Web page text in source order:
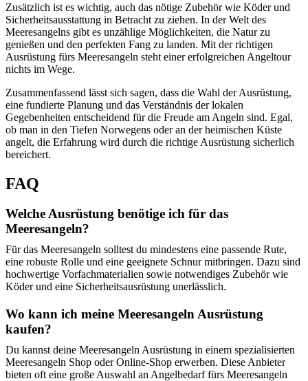
Zusätzlich ist es wichtig, auch das nötige Zubehör wie Köder und
Sicherheitsausstattung in Betracht zu ziehen. In der Welt des
Meeresangelns gibt es unzählige Möglichkeiten, die Natur zu
genießen und den perfekten Fang zu landen. Mit der richtigen
Ausrüstung fürs Meeresangeln steht einer erfolgreichen Angeltour
nichts im Wege.
Zusammenfassend lässt sich sagen, dass die Wahl der Ausrüstung,
eine fundierte Planung und das Verständnis der lokalen
Gegebenheiten entscheidend für die Freude am Angeln sind. Egal,
ob man in den Tiefen Norwegens oder an der heimischen Küste
angelt, die Erfahrung wird durch die richtige Ausrüstung sicherlich
bereichert.
FAQ
Welche Ausrüstung benötige ich für das
Meeresangeln?
Für das Meeresangeln solltest du mindestens eine passende Rute,
eine robuste Rolle und eine geeignete Schnur mitbringen. Dazu sind
hochwertige Vorfachmaterialien sowie notwendiges Zubehör wie
Köder und eine Sicherheitsausrüstung unerlässlich.
Wo kann ich meine Meeresangeln Ausrüstung
kaufen?
Du kannst deine Meeresangeln Ausrüstung in einem spezialisierten
Meeresangeln Shop oder Online-Shop erwerben. Diese Anbieter
bieten oft eine große Auswahl an Angelbedarf fürs Meeresangeln